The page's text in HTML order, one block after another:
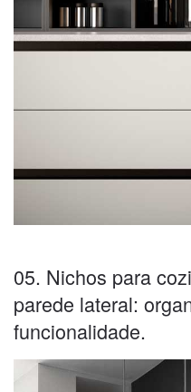
05. Nichos para
parede lateral:
funcionalidade.